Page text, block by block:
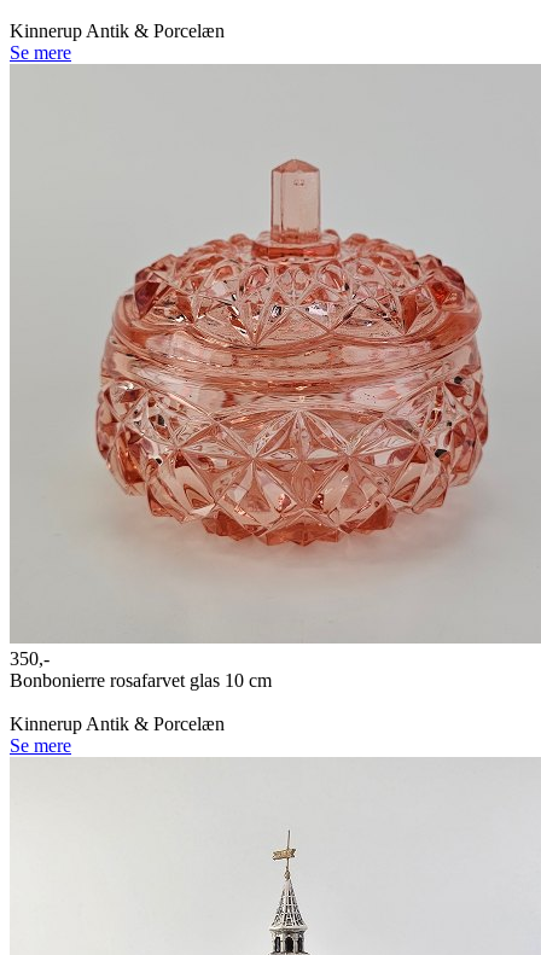
Kinnerup Antik & Porcelæn
Se mere
350,-
Bonbonierre rosafarvet glas 10 cm
Kinnerup Antik & Porcelæn
Se mere